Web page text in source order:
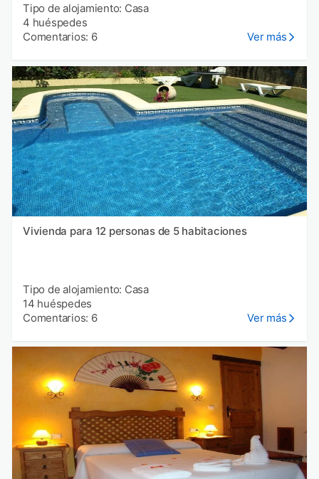
Tipo de alojamiento: Casa
4 huéspedes
Comentarios: 6
Ver más
Vivienda para 12 personas de 5 habitaciones
Tipo de alojamiento: Casa
14 huéspedes
Comentarios: 6
Ver más